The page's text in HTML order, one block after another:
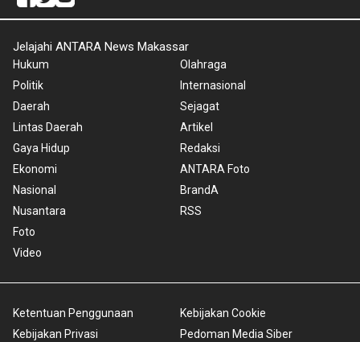
Jelajahi ANTARA News Makassar
Hukum
Politik
Daerah
Lintas Daerah
Gaya Hidup
Ekonomi
Nasional
Nusantara
Foto
Video
Olahraga
Internasional
Sejagat
Artikel
Redaksi
ANTARA Foto
BrandA
RSS
Ketentuan Penggunaan
Kebijakan Privasi
Kebijakan Cookie
Pedoman Media Siber